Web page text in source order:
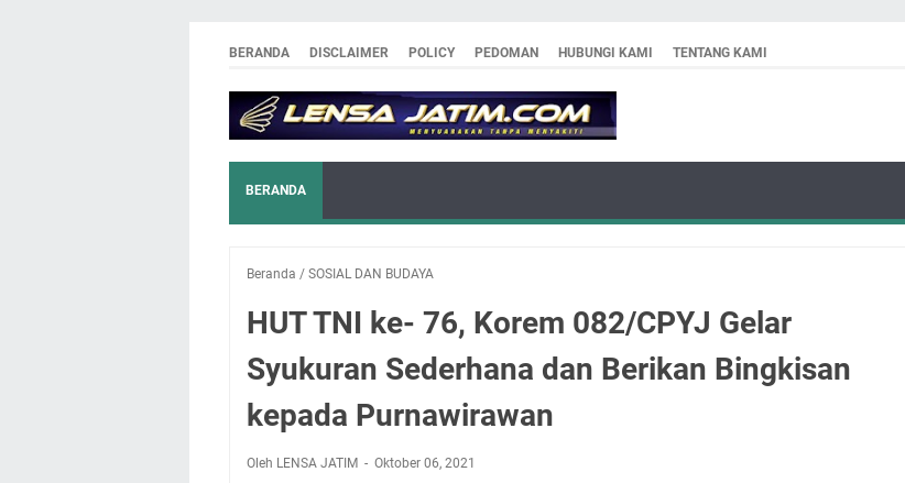
BERANDA DISCLAIMER POLICY PEDOMAN HUBUNGI KAMI TENTANG KAMI
BERANDA
Beranda / SOSIAL DAN BUDAYA
HUT TNI ke- 76, Korem 082/CPYJ Gelar
Syukuran Sederhana dan Berikan Bingkisan
kepada Purnawirawan
Oleh LENSA JATIM Oktober 06, 2021